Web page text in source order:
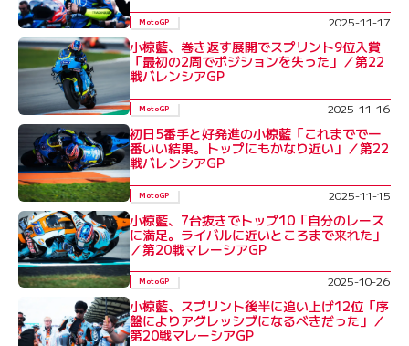
MotoGP 2025-11-17
小椋藍、巻き返す展開でスプリント9位入賞
「最初の2周でポジションを失った」／第22
戦バレンシアGP
MotoGP 2025-11-16
初日5番手と好発進の小椋藍「これまでで一
番いい結果。トップにもかなり近い」／第22
戦バレンシアGP
MotoGP 2025-11-15
小椋藍、7台抜きでトップ10「自分のレース
に満足。ライバルに近いところまで来れた」
／第20戦マレーシアGP
MotoGP 2025-10-26
小椋藍、スプリント後半に追い上げ12位「序
盤によりアグレッシブになるべきだった」／
第20戦マレーシアGP